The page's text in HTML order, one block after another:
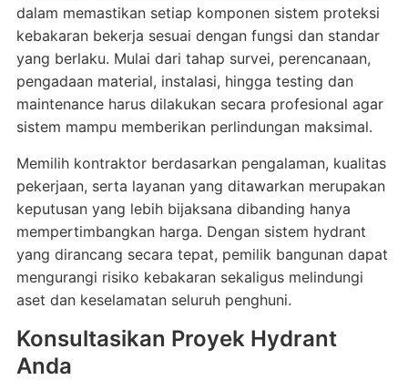
dalam memastikan setiap komponen sistem proteksi
kebakaran bekerja sesuai dengan fungsi dan standar
yang berlaku. Mulai dari tahap survei, perencanaan,
pengadaan material, instalasi, hingga testing dan
maintenance harus dilakukan secara profesional agar
sistem mampu memberikan perlindungan maksimal.
Memilih kontraktor berdasarkan pengalaman, kualitas
pekerjaan, serta layanan yang ditawarkan merupakan
keputusan yang lebih bijaksana dibanding hanya
mempertimbangkan harga. Dengan sistem hydrant
yang dirancang secara tepat, pemilik bangunan dapat
mengurangi risiko kebakaran sekaligus melindungi
aset dan keselamatan seluruh penghuni.
Konsultasikan Proyek Hydrant
Anda